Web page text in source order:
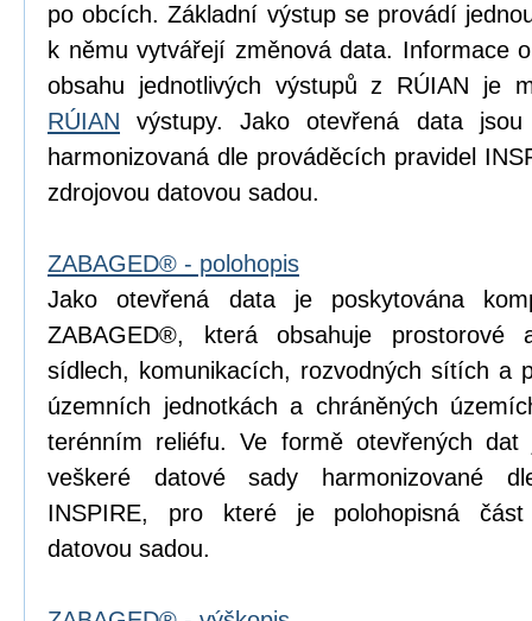
po obcích. Základní výstup se provádí
k němu vytvářejí změnová data. Informace
obsahu jednotlivých výstupů z RÚIAN je
RÚIAN výstupy. Jako otevřená data
harmonizovaná dle prováděcích pravidel
zdrojovou datovou sadou.
ZABAGED® - polohopis
Jako otevřená data je poskytována
ZABAGED®, která obsahuje
sídlech, komunikacích, rozvodných sítích a
územních jednotkách a chráněných
terénním reliéfu. Ve formě otevřených
veškeré datové sady harmonizované
INSPIRE, pro které je polohopisná část
datovou sadou.